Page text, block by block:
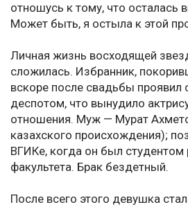
отношусь к тому, что осталась
Может быть, я остыла к этой
Личная жизнь восходящей
сложилась. Избранник,
вскоре после свадьбы проявил
деспотом, что вынудило
отношения. Муж — Мурат
казахского происхождения);
ВГИКе, когда он был студентом
факультета. Брак бездетный.
После всего этого девушка